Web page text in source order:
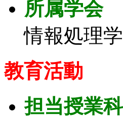
所属学会
情報処理
教育活動
担当授業